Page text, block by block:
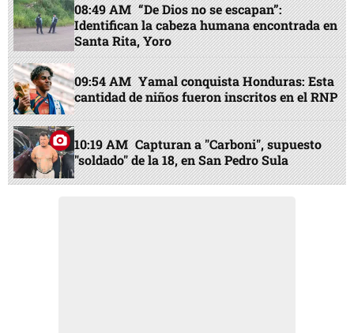
08:49 AM “De Dios no se escapan”:
Identifican la cabeza humana encontrada en
Santa Rita, Yoro
09:54 AM Yamal conquista Honduras: Esta
cantidad de niños fueron inscritos en el RNP
10:19 AM Capturan a "Carboni", supuesto
"soldado" de la 18, en San Pedro Sula